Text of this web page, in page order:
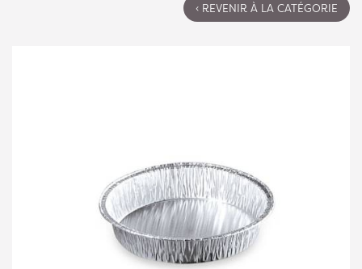
‹ REVENIR À LA CATÉGORIE